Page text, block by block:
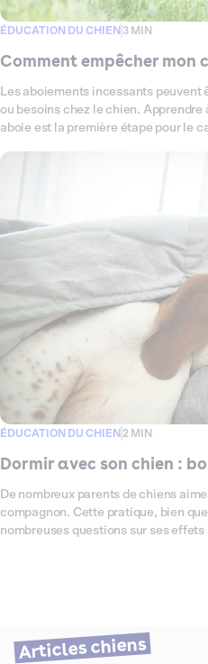
ÉDUCATION DU CHIEN 3 MIN
Comment empêcher mon
Les aboiements incessants peuvent
ou besoins chez le chien.
aboie est la première étape pour le
ÉDUCATION DU CHIEN 2 MIN
Dormir avec son chien :
De nombreux parents de chiens
compagnon. Cette pratique, bien
nombreuses questions sur ses
de chacun.
Articles chiens